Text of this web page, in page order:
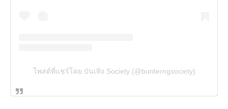
โพสต์ที่แชร์โดย บันเทิง Society (@bunterngsociety)